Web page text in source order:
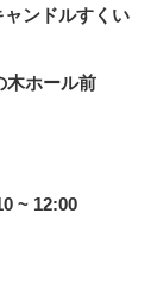
ンドルすくい
木ホール前
~ 12:00